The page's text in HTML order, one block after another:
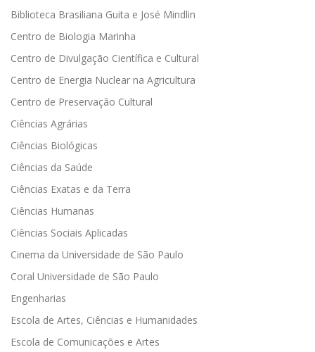
Biblioteca Brasiliana Guita e José Mindlin
Centro de Biologia Marinha
Centro de Divulgação Científica e Cultural
Centro de Energia Nuclear na Agricultura
Centro de Preservação Cultural
Ciências Agrárias
Ciências Biológicas
Ciências da Saúde
Ciências Exatas e da Terra
Ciências Humanas
Ciências Sociais Aplicadas
Cinema da Universidade de São Paulo
Coral Universidade de São Paulo
Engenharias
Escola de Artes, Ciências e Humanidades
Escola de Comunicações e Artes